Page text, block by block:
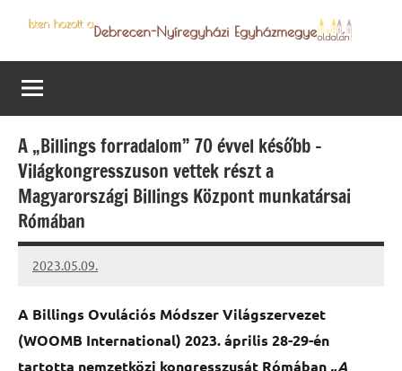
content
Debrecen-
Nyíregyházi
Egyházmegye
programjai
A „Billings forradalom” 70 évvel később –
Világkongresszuson vettek részt a
Magyarországi Billings Központ munkatársai
Rómában
2023.05.09.
kovacs.agi
A Billings Ovulációs Módszer Világszervezet
(WOOMB International) 2023. április 28-29-én
tartotta nemzetközi kongresszusát Rómában „A